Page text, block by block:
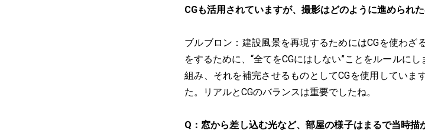
CGも活用されていますが、撮影はどのように進められた
ブルブロン：建設風景を再現するためにはCGを使わ
をするために、“全てをCGにはしない”ことをルールに
組み、それを補完させるものとしてCGを使用していま
た。リアルとCGのバランスは重要でしたね。
Q：窓から差し込む光など、部屋の様子はまるで当時